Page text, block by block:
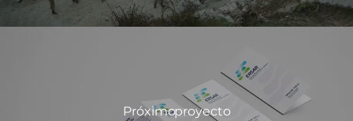
Próximo proyecto